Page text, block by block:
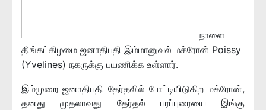
நாளை
திங்கட்கிழமை ஜனாதிபதி இம்மானுவல் மக்ரோன் Poissy
(Yvelines) நகருக்கு பயணிக்க உள்ளார்.
இம்முறை ஜனாதிபதி தேர்தலில் போட்டியிடுகிற மக்ரோன்,
தனது முதலாவது தேர்தல் பரப்புரையை இங்கு